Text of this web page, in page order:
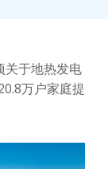
关于地热发电
万户家庭提